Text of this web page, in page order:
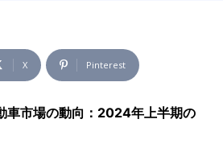
X Pinterest
車市場の動向：2024年上半期の